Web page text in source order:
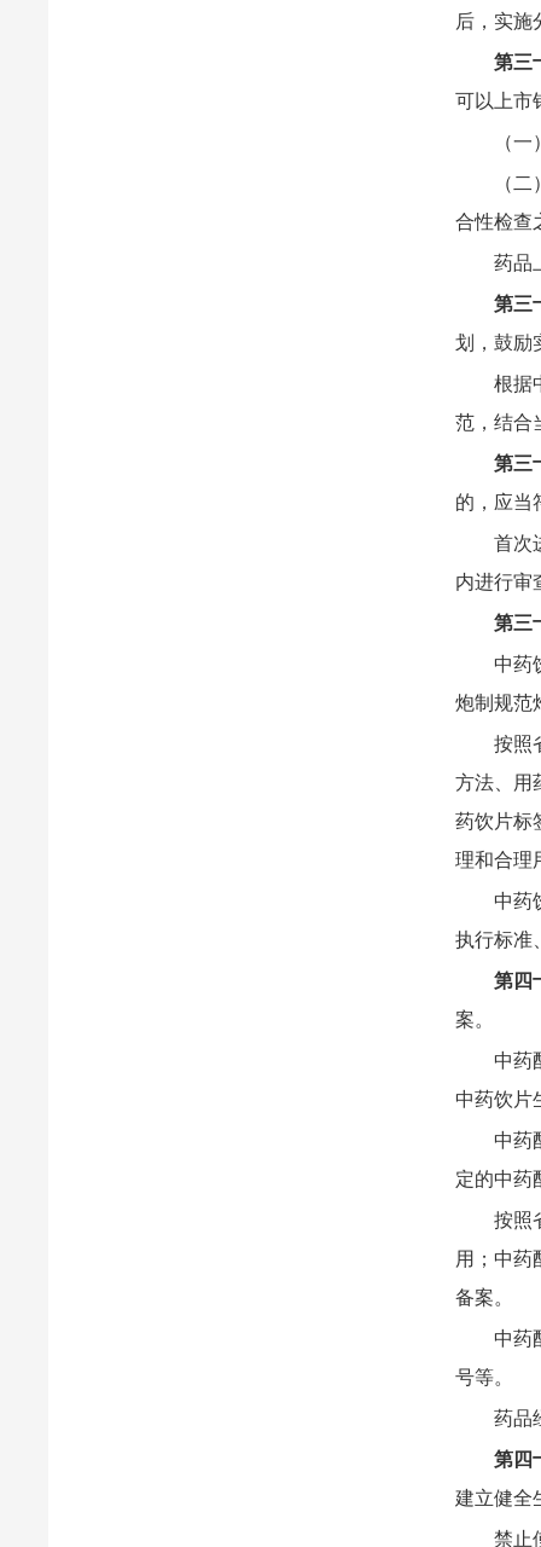
后，实施
第三
可以上市
（
（
合性检查
药品
第三
划，鼓励
根据
范，结合
第三
的，应当
首次
内进行审
第三
中药
炮制规范
按照
方法、用
药饮片标
理和合理
中药
执行标准
第四
案。
中药
中药饮片
中药
定的中药
按照
用；中药
备案。
中药
号等。
药品
第四
建立健全
禁止